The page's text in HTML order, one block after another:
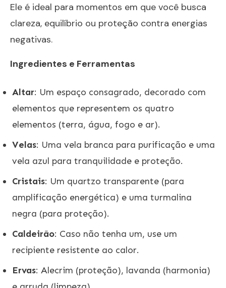
Ele é ideal para momentos em que você busca
clareza, equilíbrio ou proteção contra energias
negativas.
Ingredientes e Ferramentas
Altar: Um espaço consagrado, decorado com
elementos que representem os quatro
elementos (terra, água, fogo e ar).
Velas: Uma vela branca para purificação e uma
vela azul para tranquilidade e proteção.
Cristais: Um quartzo transparente (para
amplificação energética) e uma turmalina
negra (para proteção).
Caldeirão: Caso não tenha um, use um
recipiente resistente ao calor.
Ervas: Alecrim (proteção), lavanda (harmonia)